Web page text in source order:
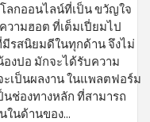
โลกออนไลน์ที่เป็น ขวัญใจ
ามฮอต ที่เต็มเปี่ยมไป
มีรสนิยมดีในทุกด้าน จึงไม่
งปอ มักจะได้รับความ
เป็นผลงาน ในแพลตฟอร์ม
ช่องทางหลัก ที่สามารถ
ในด้านของ...